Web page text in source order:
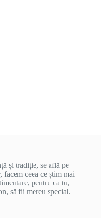
și tradiție, se află pe
ceea ce știm mai
pentru ca tu,
să fii mereu special.